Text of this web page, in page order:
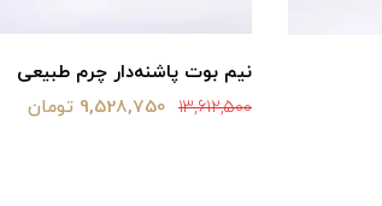
نیم بوت پاشنه‌دار چرم طبیعی
13,612,500 9,528,750 تومان